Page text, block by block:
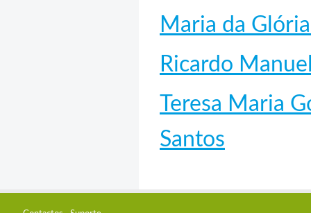
Maria da
Ricardo
Teresa Maria
Santos